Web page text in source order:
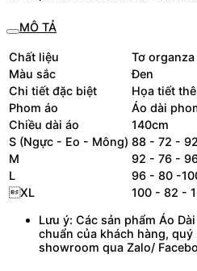
MÔ TẢ
Chất liệu
Tơ organza
Màu sắc
Đen
Chi tiết đặc biệt
Họa tiết
Phom áo
Áo dài
Chiều dài áo
140cm
S (Ngực - Eo - Mông) 88 - 72 -
M
92 - 76 -
L
96 - 80 -
XL
100 - 82 -
Lưu ý: Các sản phẩm Áo
chuẩn của khách hàng,
showroom qua Zalo/